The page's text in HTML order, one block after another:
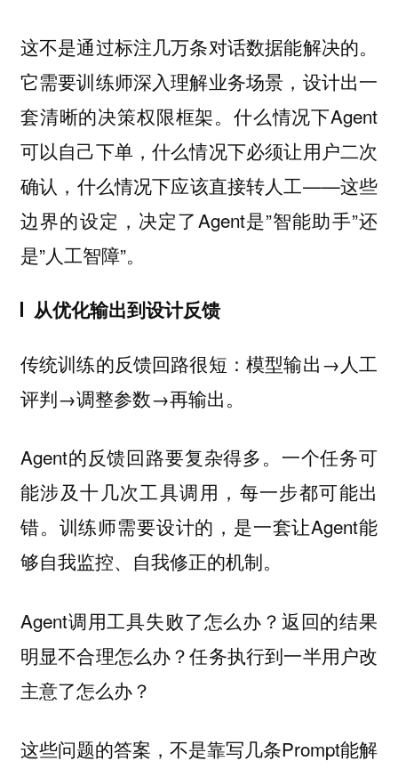
这不是通过标注几万条对话数据能解决的。
它需要训练师深入理解业务场景，设计出一
套清晰的决策权限框架。什么情况下Agent
可以自己下单，什么情况下必须让用户二次
确认，什么情况下应该直接转人工——这些
边界的设定，决定了Agent是”智能助手”还
是”人工智障”。
从优化输出到设计反馈
传统训练的反馈回路很短：模型输出→人工
评判→调整参数→再输出。
Agent的反馈回路要复杂得多。一个任务可
能涉及十几次工具调用，每一步都可能出
错。训练师需要设计的，是一套让Agent能
够自我监控、自我修正的机制。
Agent调用工具失败了怎么办？返回的结果
明显不合理怎么办？任务执行到一半用户改
主意了怎么办？
这些问题的答案，不是靠写几条Prompt能解